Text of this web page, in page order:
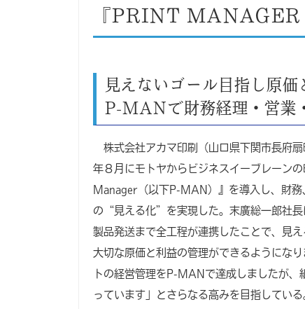
『PRINT MANAGER
見えないゴール目指し原
P-MANで財務経理・営業
株式会社アカマ印刷（山口県下関市長府
年８月にモトヤからビジネスイーブレーン
Manager（以下P-MAN）』を導入し、財務
の“見える化”を実現した。末廣総一郎社長
製品発送まで全工程が連携したことで、見
大切な原価と利益の管理ができるようにな
トの経営管理をP-MANで達成しましたが、
っています」とさらなる高みを目指している